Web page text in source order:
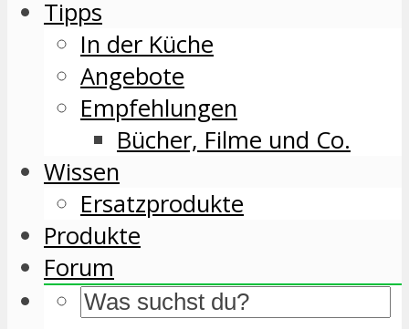
Tipps
In der Küche
Angebote
Empfehlungen
Bücher, Filme und Co.
Wissen
Ersatzprodukte
Produkte
Forum